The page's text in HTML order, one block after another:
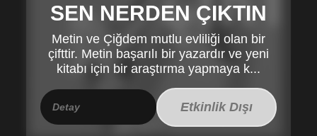
SEN NERDEN ÇIKTIN
Metin ve Çiğdem mutlu evliliği olan bir
çifttir. Metin başarılı bir yazardır ve yeni
kitabı için bir araştırma yapmaya k...
Detay Etkinlik Dışı